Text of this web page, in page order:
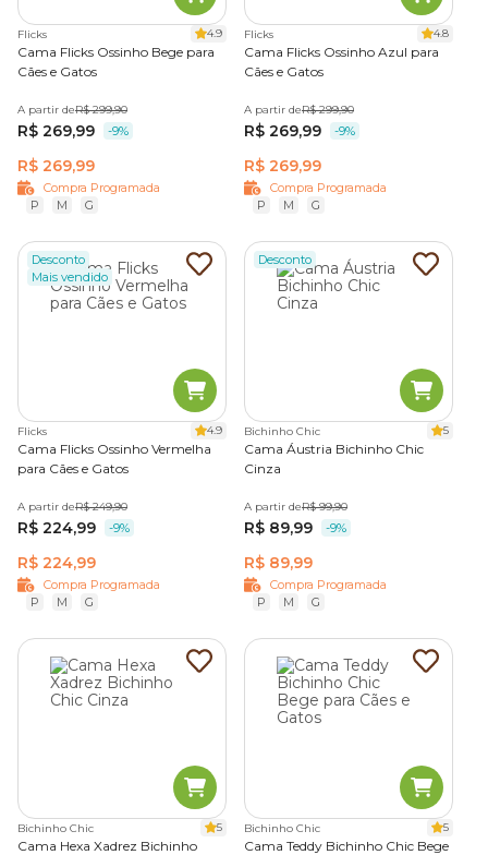
Flicks 4.9
Cama Flicks Ossinho Bege para
Cães e Gatos
A partir deR$ 299,90
R$ 269,99 -9%
R$ 269,99
Compra Programada
P
M G
Flicks 4.8
Cama Flicks Ossinho Azul para
Cães e Gatos
A partir deR$ 299,90
R$ 269,99 -9%
R$ 269,99
Compra Programada
P
M G
Desconto
Mais vendido
Flicks 4.9
Cama Flicks Ossinho Vermelha
para Cães e Gatos
A partir deR$ 249,90
R$ 224,99 -9%
R$ 224,99
Compra Programada
P
M G
Desconto
Bichinho Chic 5
Cama Áustria Bichinho Chic
Cinza
A partir deR$ 99,90
R$ 89,99 -9%
R$ 89,99
Compra Programada
P
M G
Bichinho Chic 5
Cama Hexa Xadrez Bichinho
Bichinho Chic 5
Cama Teddy Bichinho Chic Bege